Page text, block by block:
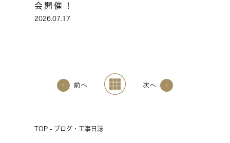
会開催！
2026.07.17
前へ 次へ
TOP - ブログ・工事日誌